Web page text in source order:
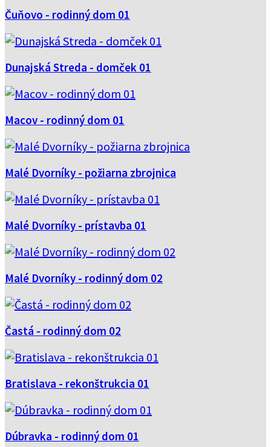
Čuňovo - rodinný dom 01
Dunajská Streda - domček 01
Macov - rodinný dom 01
Malé Dvorníky - požiarna zbrojnica
Malé Dvorníky - prístavba 01
Malé Dvorníky - rodinný dom 02
Častá - rodinný dom 02
Bratislava - rekonštrukcia 01
Dúbravka - rodinný dom 01